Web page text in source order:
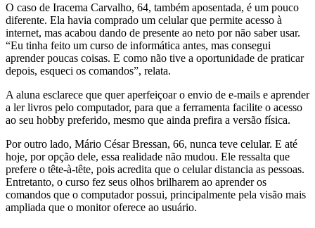
O caso de Iracema Carvalho, 64, também aposentada, é um pouco
diferente. Ela havia comprado um celular que permite acesso à
internet, mas acabou dando de presente ao neto por não saber usar.
“Eu tinha feito um curso de informática antes, mas consegui
aprender poucas coisas. E como não tive a oportunidade de praticar
depois, esqueci os comandos”, relata.
A aluna esclarece que quer aperfeiçoar o envio de e-mails e aprender
a ler livros pelo computador, para que a ferramenta facilite o acesso
ao seu hobby preferido, mesmo que ainda prefira a versão física.
Por outro lado, Mário César Bressan, 66, nunca teve celular. E até
hoje, por opção dele, essa realidade não mudou. Ele ressalta que
prefere o tête-à-tête, pois acredita que o celular distancia as pessoas.
Entretanto, o curso fez seus olhos brilharem ao aprender os
comandos que o computador possui, principalmente pela visão mais
ampliada que o monitor oferece ao usuário.